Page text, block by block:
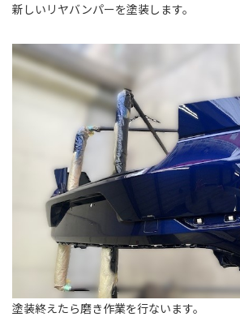
新しいリヤバンパーを塗装します。
塗装終えたら磨き作業を行ないます。